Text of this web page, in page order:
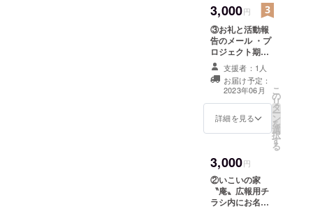
のチラシに、支
援者名を掲載い
たします。
チラシは、来
所者をはじめ、
近隣の地域住民
に配布したり、
公共施設に置か
します ・掲載
方法 文字、
数 10文字
以内程度（文字
数が多い場合、
小さく調整させ
3,000円
③お礼と活動報
告のメール ・プ
ロジェクト期間
終了後に御礼の
メールと、年度
末に１年間おこ
なった行事や来
場者数などを
メールで御報告
させていた
支援者：1人
お届け予定：
2023年06月
詳細を見る
こ
の
リ
タ
ー
ン
を
選
択
す
る
3,000円
②いこいの家
〝庵〟広報用チ
ラシ内にお名前